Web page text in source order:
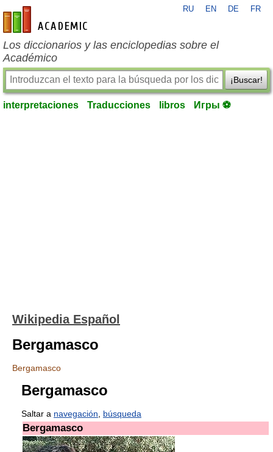
es-academic.com
RU EN DE FR
Los diccionarios y las enciclopedias sobre el
Académico
¡Buscar!
interpretaciones Traducciones libros Игры ⚽
Wikipedia Español
Bergamasco
Bergamasco
Bergamasco
Saltar a navegación búsqueda
Bergamasco